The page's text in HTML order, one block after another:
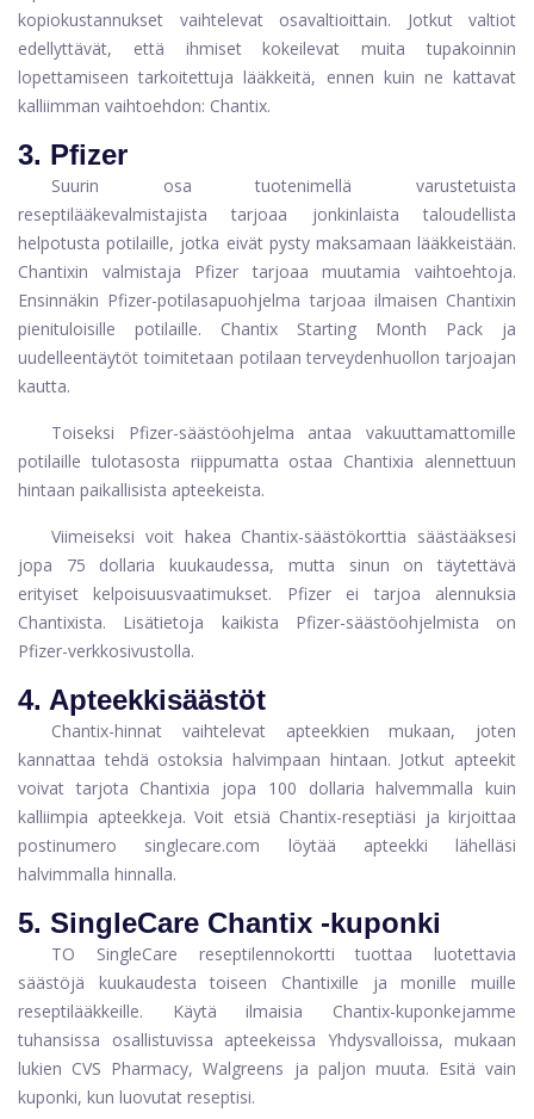
kopiokustannukset vaihtelevat osavaltioittain. Jotkut valtiot
edellyttävät, että ihmiset kokeilevat muita tupakoinnin
lopettamiseen tarkoitettuja lääkkeitä, ennen kuin ne kattavat
kalliimman vaihtoehdon: Chantix.
3. Pfizer
Suurin osa tuotenimellä varustetuista
reseptilääkevalmistajista tarjoaa jonkinlaista taloudellista
helpotusta potilaille, jotka eivät pysty maksamaan lääkkeistään.
Chantixin valmistaja Pfizer tarjoaa muutamia vaihtoehtoja.
Ensinnäkin Pfizer-potilasapuohjelma tarjoaa ilmaisen Chantixin
pienituloisille potilaille. Chantix Starting Month Pack ja
uudelleentäytöt toimitetaan potilaan terveydenhuollon tarjoajan
kautta.
Toiseksi Pfizer-säästöohjelma antaa vakuuttamattomille
potilaille tulotasosta riippumatta ostaa Chantixia alennettuun
hintaan paikallisista apteekeista.
Viimeiseksi voit hakea Chantix-säästökorttia säästääksesi
jopa 75 dollaria kuukaudessa, mutta sinun on täytettävä
erityiset kelpoisuusvaatimukset. Pfizer ei tarjoa alennuksia
Chantixista. Lisätietoja kaikista Pfizer-säästöohjelmista on
Pfizer-verkkosivustolla.
4. Apteekkisäästöt
Chantix-hinnat vaihtelevat apteekkien mukaan, joten
kannattaa tehdä ostoksia halvimpaan hintaan. Jotkut apteekit
voivat tarjota Chantixia jopa 100 dollaria halvemmalla kuin
kalliimpia apteekkeja. Voit etsiä Chantix-reseptiäsi ja kirjoittaa
postinumero
singlecare.com
löytää apteekki lähelläsi
halvimmalla hinnalla.
5. SingleCare Chantix -kuponki
TO SingleCare
reseptilennokortti tuottaa luotettavia
säästöjä kuukaudesta toiseen Chantixille ja monille muille
reseptilääkkeille. Käytä ilmaisia ​​Chantix-kuponkejamme
tuhansissa osallistuvissa apteekeissa Yhdysvalloissa, mukaan
lukien CVS Pharmacy, Walgreens ja paljon muuta. Esitä vain
kuponki, kun luovutat reseptisi.